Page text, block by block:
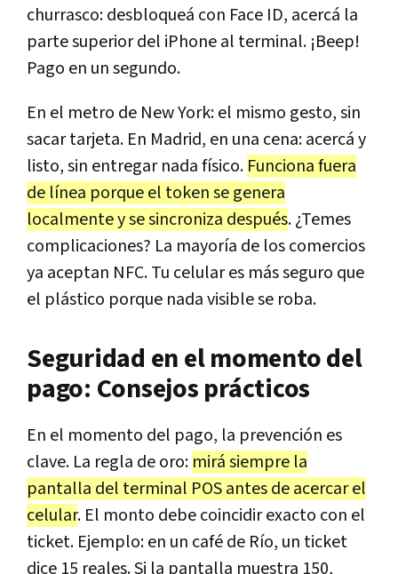
churrasco: desbloqueá con Face ID, acercá la
parte superior del iPhone al terminal. ¡Beep!
Pago en un segundo.
En el metro de New York: el mismo gesto, sin
sacar tarjeta. En Madrid, en una cena: acercá y
listo, sin entregar nada físico. Funciona fuera
de línea porque el token se genera
localmente y se sincroniza después. ¿Temes
complicaciones? La mayoría de los comercios
ya aceptan NFC. Tu celular es más seguro que
el plástico porque nada visible se roba.
Seguridad en el momento del
pago: Consejos prácticos
En el momento del pago, la prevención es
clave. La regla de oro: mirá siempre la
pantalla del terminal POS antes de acercar el
celular. El monto debe coincidir exacto con el
ticket. Ejemplo: en un café de Río, un ticket
dice 15 reales. Si la pantalla muestra 150,